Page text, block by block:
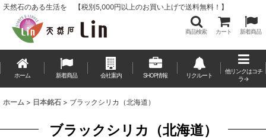
天然石のある生活を 【税別5,000円以上のお買い上げで送料無料！】
商品検索 カート 新着商品
ホーム 新着商品 会社案内 SHOP情報 リクルート
他リンクはコチ
ラ→
ホーム > 日本銘石 > ブラックシリカ（北海道）
ブラックシリカ（北海道）